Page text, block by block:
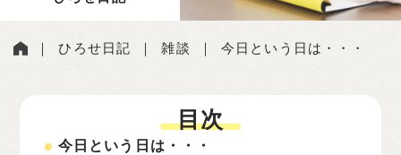
｜ひろせ日記 ｜雑談 ｜ 今日という日は・・・
目次
今日という日は・・・